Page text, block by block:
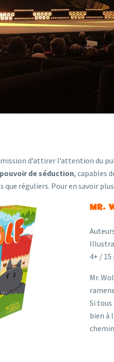
d’attirer l’attention du
de séduction, capables
réguliers. Pour en savoir plus
MR.
4+ / 15
Mr.
Si
bien à